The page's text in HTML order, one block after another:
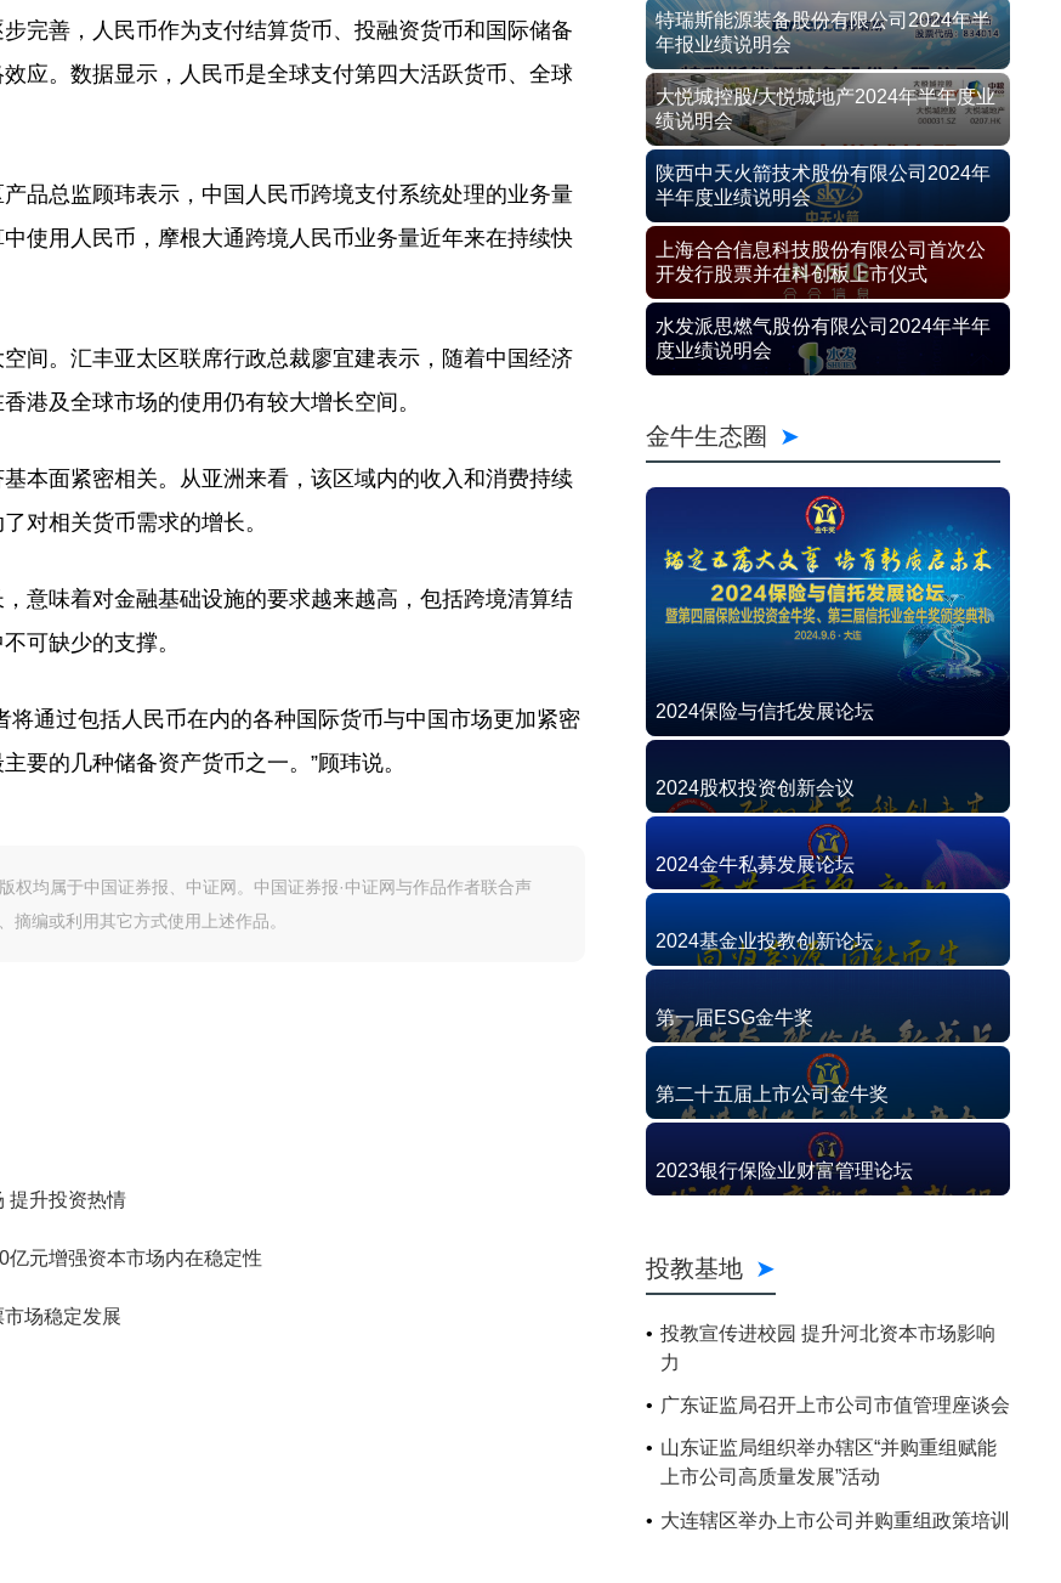
完善，人民币作为支付结算货币、投融资货币和国际储备
应。数据显示，人民币是全球支付第四大活跃货币、全球
总监顾玮表示，中国人民币跨境支付系统处理的业务量
使用人民币，摩根大通跨境人民币业务量近年来在持续快
。汇丰亚太区联席行政总裁廖宜建表示，随着中国经济
港及全球市场的使用仍有较大增长空间。
面紧密相关。从亚洲来看，该区域内的收入和消费持续
对相关货币需求的增长。
味着对金融基础设施的要求越来越高，包括跨境清算结
可缺少的支撑。
通过包括人民币在内的各种国际货币与中国市场更加紧密
要的几种储备资产货币之一。”顾玮说。
权均属于中国证券报、中证网。中国证券报·中证网与作品作者联合声
编或利用其它方式使用上述作品。
提升投资热情
亿元增强资本市场内在稳定性
场稳定发展
特瑞斯能源装备股份有限公司2024年半
年报业绩说明会
大悦城控股/大悦城地产2024年半年度业
绩说明会
陕西中天火箭技术股份有限公司2024年
半年度业绩说明会
上海合合信息科技股份有限公司首次公
开发行股票并在科创板上市仪式
水发派思燃气股份有限公司2024年半年
度业绩说明会
金牛生态圈
2024保险与信托发展论坛
2024股权投资创新会议
2024金牛私募发展论坛
2024基金业投教创新论坛
第一届ESG金牛奖
第二十五届上市公司金牛奖
2023银行保险业财富管理论坛
投教基地
投教宣传进校园 提升河北资本市场影响
力
广东证监局召开上市公司市值管理座谈会
山东证监局组织举办辖区“并购重组赋能
上市公司高质量发展”活动
大连辖区举办上市公司并购重组政策培训